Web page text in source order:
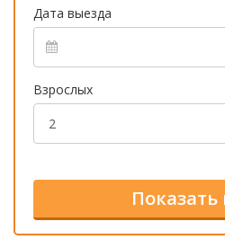
Дата выезда
Взрослых